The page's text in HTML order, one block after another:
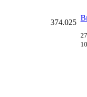
374.025